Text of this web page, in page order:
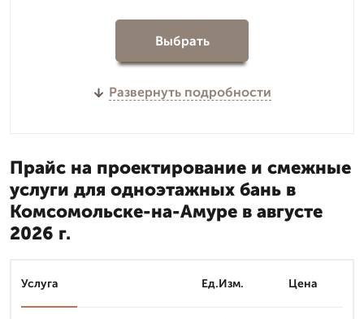
Выбрать
Развернуть подробности
Прайс на проектирование и смежные
услуги для одноэтажных бань в
Комсомольске-на-Амуре в августе
2026 г.
Услуга Ед.Изм. Цена